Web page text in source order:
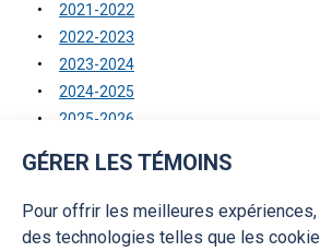
GÉRER LES TÉMOINS
Pour offrir les meilleures
des technologies telles que les
2021-2022
2022-2023
2023-2024
2024-2025
2025-2026
Dépenses de fonction d’un titulaire
2020-2021
2021-2022